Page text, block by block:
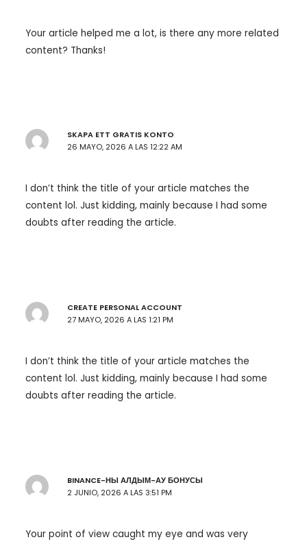
Your article helped me a lot, is there any more related
content? Thanks!
SKAPA ETT GRATIS KONTO
26 MAYO, 2026 A LAS 12:22 AM
I don’t think the title of your article matches the
content lol. Just kidding, mainly because I had some
doubts after reading the article.
CREATE PERSONAL ACCOUNT
27 MAYO, 2026 A LAS 1:21 PM
I don’t think the title of your article matches the
content lol. Just kidding, mainly because I had some
doubts after reading the article.
BINANCE-НЫ АЛДЫМ-АУ БОНУСЫ
2 JUNIO, 2026 A LAS 3:51 PM
Your point of view caught my eye and was very